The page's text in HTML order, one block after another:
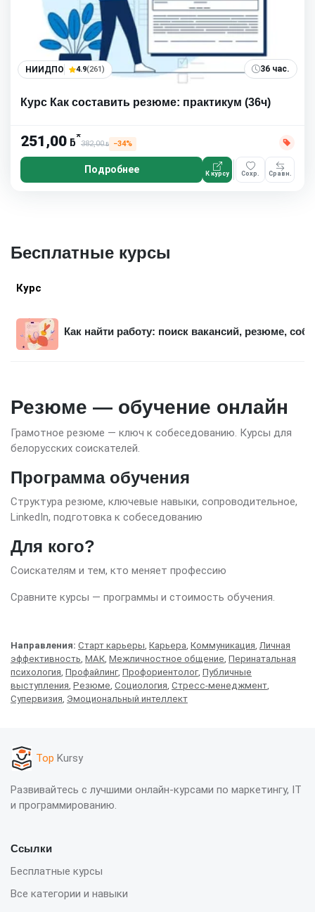
НИИДПО 4.9(261) 36 час.
Курс Как составить резюме: практикум (36ч)
251,00 ƃ*
382,00ƃ −34%
Подробнее К курсу Сохр. Сравн.
Бесплатные курсы
Курс
Как найти работу: поиск вакансий, резюме,
Резюме — обучение онлайн
Грамотное резюме — ключ к собеседованию. Курсы для
белорусских соискателей.
Программа обучения
Структура резюме, ключевые навыки, сопроводительное,
LinkedIn, подготовка к собеседованию
Для кого?
Соискателям и тем, кто меняет профессию
Сравните курсы — программы и стоимость обучения.
Направления: Старт карьеры, Карьера, Коммуникация, Личная
эффективность, МАК, Межличностное общение, Перинатальная
психология, Профайлинг, Профориентолог, Публичные
выступления, Резюме, Социология, Стресс-менеджмент,
Супервизия, Эмоциональный интеллект
Top Kursy
Развивайтесь с лучшими онлайн-курсами по маркетингу, IT
и программированию.
Ссылки
Бесплатные курсы
Все категории и навыки